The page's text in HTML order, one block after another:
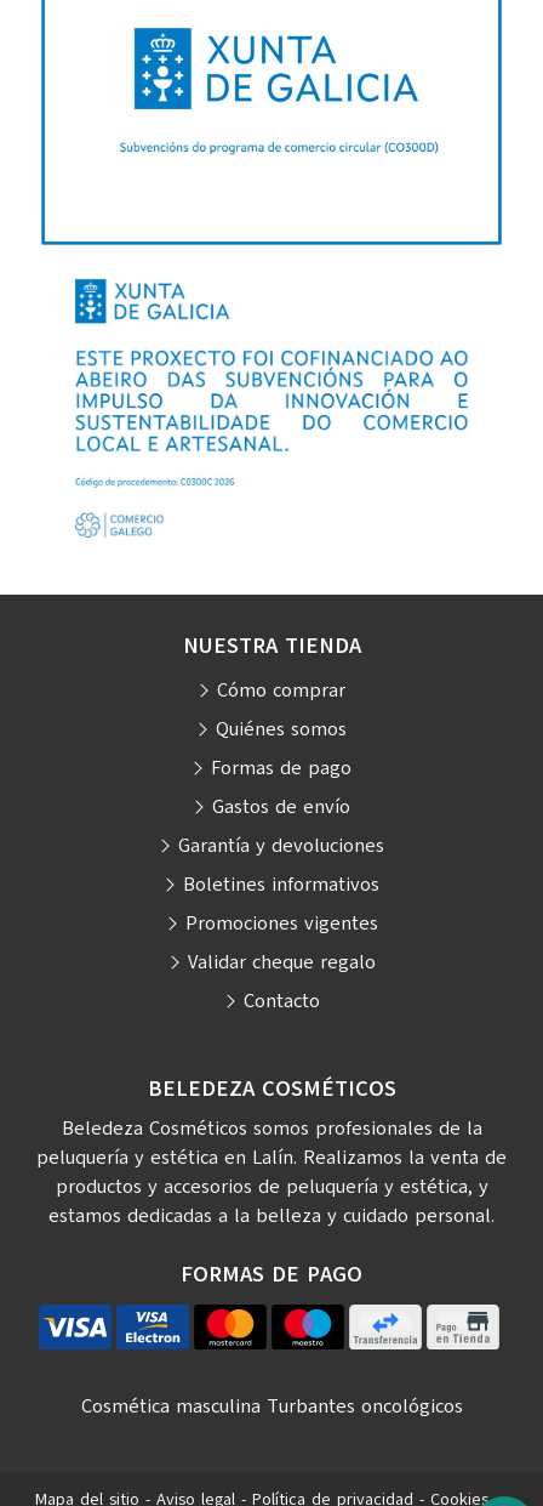
BELEDEZA COSMÉTICOS
Beledeza Cosméticos somos profesionales de la
peluquería y estética en Lalín. Realizamos la venta de
productos y accesorios de peluquería y estética, y
estamos dedicadas a la belleza y cuidado personal.
FORMAS DE PAGO
NUESTRA TIENDA
Cómo comprar
Quiénes somos
Formas de pago
Gastos de envío
Garantía y devoluciones
Boletines informativos
Promociones vigentes
Validar cheque regalo
Contacto
Cosmética masculina Turbantes oncológicos
Mapa del sitio - Aviso legal- Política de privacidad - Cookies-